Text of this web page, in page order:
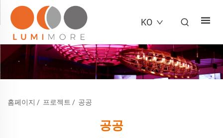
KO
홈페이지 / 프로젝트 / 공공
공공